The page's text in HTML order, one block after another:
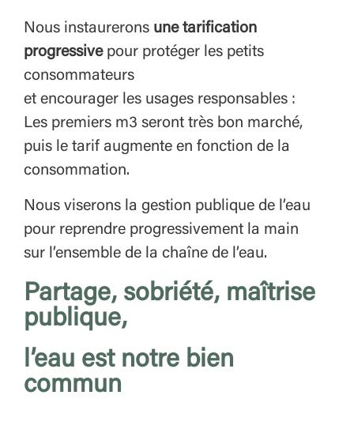
Nous instaurerons une tarification
progressivepour protéger les petits
consommateurs
et encourager les usages responsables :
Les premiers m3 seront très bon marché,
puis le tarif augmente en fonction de la
consommation.
Nous viserons la gestion publique de l’eau
pour reprendre progressivement la main
sur l’ensemble de la chaîne de l’eau.
Partage, sobriété, maîtrise
publique,
l’eau est notre bien
commun